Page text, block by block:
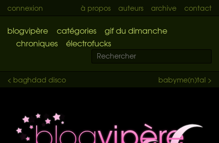
connexion à propos auteurs archive contact
blogvipère catégories
gif du dimanche
chroniques
électrofucks
babyme(n)tal >
< baghdad disco